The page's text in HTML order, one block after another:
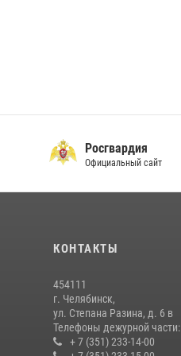
Росгвардия
Официальный сайт
КОНТАКТЫ
454111
г. Челябинск,
ул. Степана Разина, д. 6 в
Телефоны дежурной части:
+ 7 (351) 233-14-00